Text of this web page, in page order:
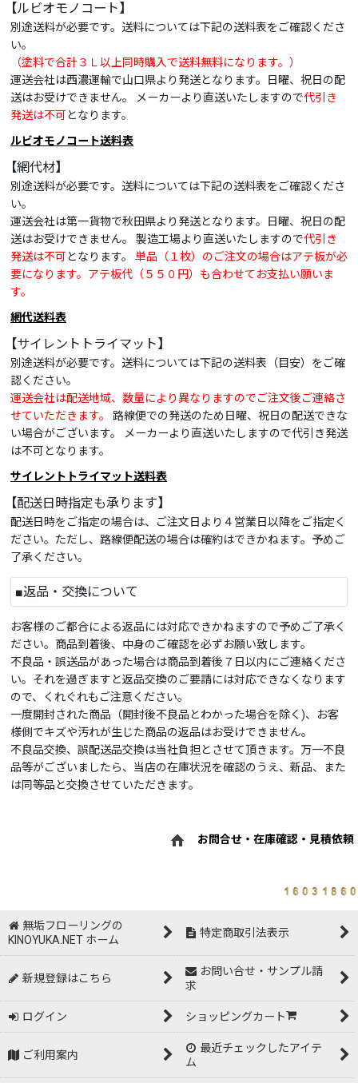
【ルビオモノコート】
別途送料が必要です。送料については下記の送料表をご確認くださ
い。
（塗料で合計３Ｌ以上同時購入で送料無料になります。）
運送会社は西濃運輸で山口県より発送となります。日曜、祝日の配
送はお受けできません。 メーカーより直送いたしますので代引き
発送は不可となります。
ルビオモノコート送料表
【網代材】
別途送料が必要です。送料については下記の送料表をご確認くださ
い。
運送会社は第一貨物で秋田県より発送となります。日曜、祝日の配
送はお受けできません。 製造工場より直送いたしますので代引き
発送は不可となります。 単品（１枚）のご注文の場合はアテ板が必
要になります。アテ板代（５５０円）も合わせてお支払い願いま
す。
網代送料表
【サイレントトライマット】
別途送料が必要です。送料については下記の送料表（目安）をご確
認ください。
運送会社は配送地域、数量により異なりますのでご注文後ご連絡さ
せていただきます。
路線便での発送のため日曜、祝日の配送できな
い場合がございます。 メーカーより直送いたしますので代引き発送
は不可となります。
サイレントトライマット送料表
【配送日時指定も承ります】
配送日時をご指定の場合は、ご注文日より４営業日以降をご指定く
ださい。ただし、路線便配送の場合は確約はできかねます。予めご
了承ください。
■返品・交換について
お客様のご都合による返品には対応できかねますので予めご了承く
ださい。商品到着後、中身のご確認を必ずお願い致します。
不良品・誤送品があった場合は商品到着後７日以内にご連絡くださ
い。それを過ぎますと返品交換のご要請には対応できなくなります
ので、くれぐれもご注意ください。
一度開封された商品（開封後不良品とわかった場合を除く)、お客
様側でキズや汚れが生じた商品の返品はお受けできません。
不良品交換、誤配送品交換は当社負担とさせて頂きます。万一不良
品等がございましたら、当店の在庫状況を確認のうえ、新品、また
は同等品と交換させていただきます。
お問合せ・在庫確認・見積依頼
無垢フローリングの
KINOYUKA.NET ホーム
特定商取引法表示
新規登録はこちら
お問い合せ・サンプル請
求
ログイン ショッピングカート
ご利用案内
最近チェックしたアイテ
ム